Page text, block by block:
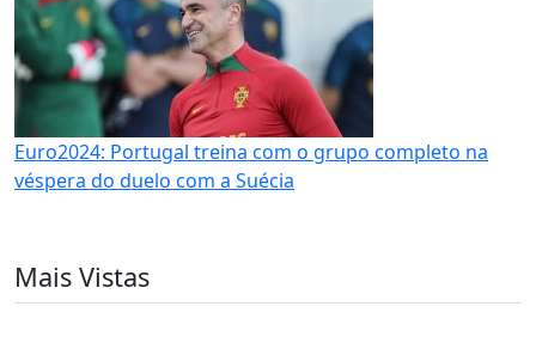
Euro2024: Portugal treina com o grupo completo na
véspera do duelo com a Suécia
Mais Vistas